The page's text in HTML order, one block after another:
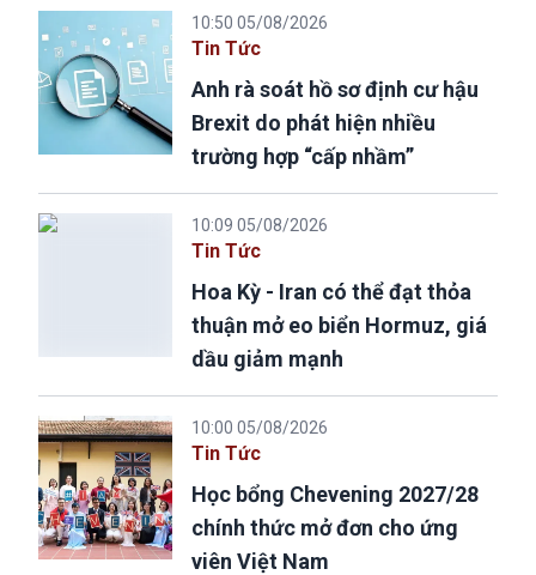
10:50 05/08/2026
Tin Tức
Anh rà soát hồ sơ định cư hậu
Brexit do phát hiện nhiều
trường hợp “cấp nhầm”
10:09 05/08/2026
Tin Tức
Hoa Kỳ - Iran có thể đạt thỏa
thuận mở eo biển Hormuz, giá
dầu giảm mạnh
10:00 05/08/2026
Tin Tức
Học bổng Chevening 2027/28
chính thức mở đơn cho ứng
viên Việt Nam